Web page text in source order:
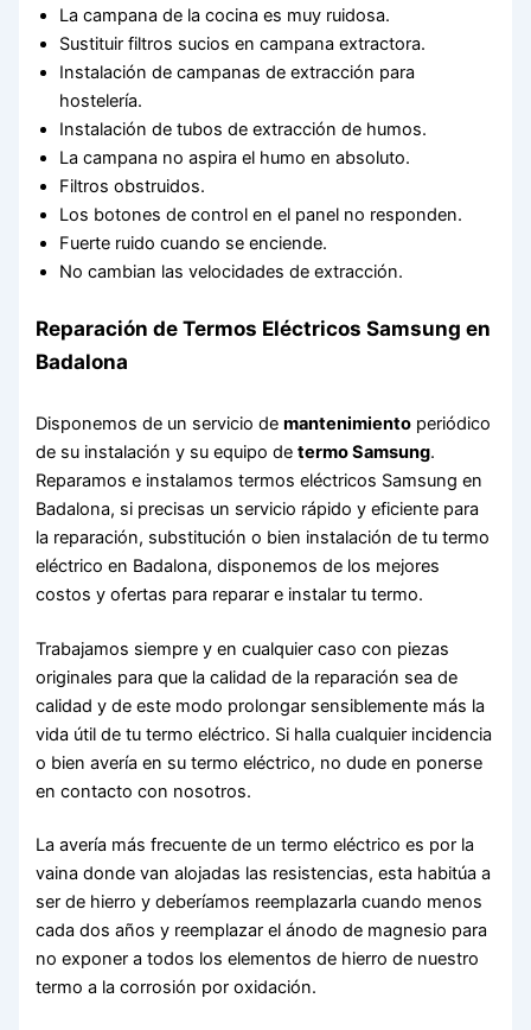
La campana de la cocina es muy ruidosa.
Sustituir filtros sucios en campana extractora.
Instalación de campanas de extracción para
hostelería.
Instalación de tubos de extracción de humos.
La campana no aspira el humo en absoluto.
Filtros obstruidos.
Los botones de control en el panel no responden.
Fuerte ruido cuando se enciende.
No cambian las velocidades de extracción.
Reparación de Termos Eléctricos Samsung en
Badalona
Disponemos de un servicio demantenimiento periódico
de su instalación y su equipo determo Samsung.
Reparamos e instalamos termos eléctricos Samsung en
Badalona, si precisas un servicio rápido y eficiente para
la reparación, substitución o bien instalación de tu termo
eléctrico en Badalona, disponemos de los mejores
costos y ofertas para reparar e instalar tu termo.
Trabajamos siempre y en cualquier caso con piezas
originales para que la calidad de la reparación sea de
calidad y de este modo prolongar sensiblemente más la
vida útil de tu termo eléctrico. Si halla cualquier incidencia
o bien avería en su termo eléctrico, no dude en ponerse
en contacto con nosotros.
La avería más frecuente de un termo eléctrico es por la
vaina donde van alojadas las resistencias, esta habitúa a
ser de hierro y deberíamos reemplazarla cuando menos
cada dos años y reemplazar el ánodo de magnesio para
no exponer a todos los elementos de hierro de nuestro
termo a la corrosión por oxidación.